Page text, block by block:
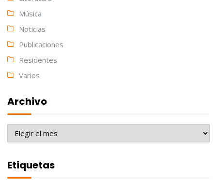
Música
Noticias
Publicaciones
Residentes
Varios
Archivo
Archivo
Etiquetas